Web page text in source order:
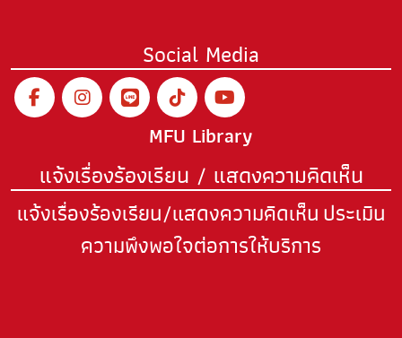
Social Media
MFU Library
แจ้งเรื่องร้องเรียน / แสดงความคิดเห็น
แจ้งเรื่องร้องเรียน/แสดงความคิดเห็นประเมิน
ความพึงพอใจต่อการให้บริการ